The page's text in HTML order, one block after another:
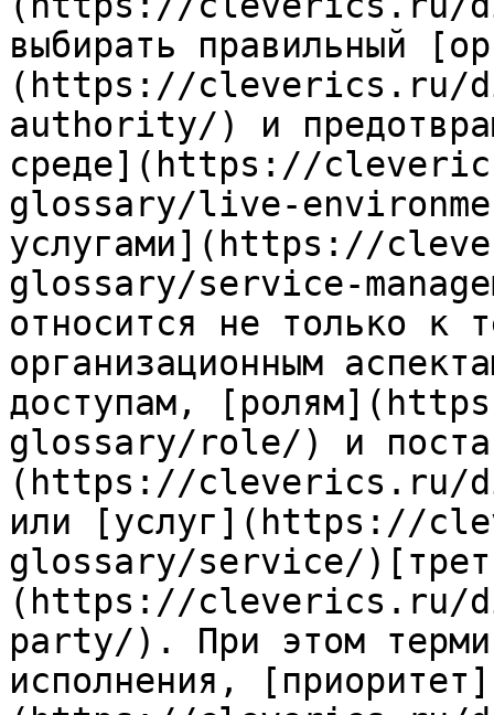
выбирать правильный
(https://cleverics.ru/
authority/) и
среде](https://
glossary/live-
услугами](https://
glossary/service-
относится не только к
организационным
доступам,
glossary/role/) и
(https://cleverics.ru/
или [услуг](https://
glossary/service/
(https://cleverics.ru/
party/). При этом
исполнения, [приоритет]